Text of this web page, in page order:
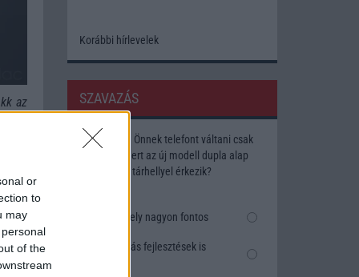
or
to
may
of the
az
Korábbi hírlevelek
SZAVAZÁS
Megérné Önnek telefont váltani csak
azért, mert az új modell dupla alap
tárhellyel érkezik?
Igen, a tárhely nagyon fontos
Talán, ha más fejlesztések is